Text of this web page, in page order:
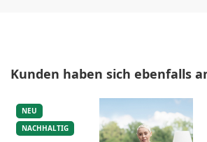
Produktgalerie überspringen
Kunden haben sich ebenfalls
NEU
NACHHALTIG